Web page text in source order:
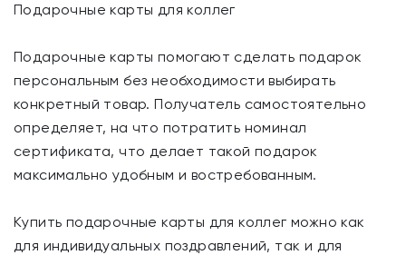
Подарочные карты для коллег
Подарочные карты помогают сделать подарок
персональным без необходимости выбирать
конкретный товар. Получатель самостоятельно
определяет, на что потратить номинал
сертификата, что делает такой подарок
максимально удобным и востребованным.
Купить подарочные карты для коллег можно как
для индивидуальных поздравлений, так и для